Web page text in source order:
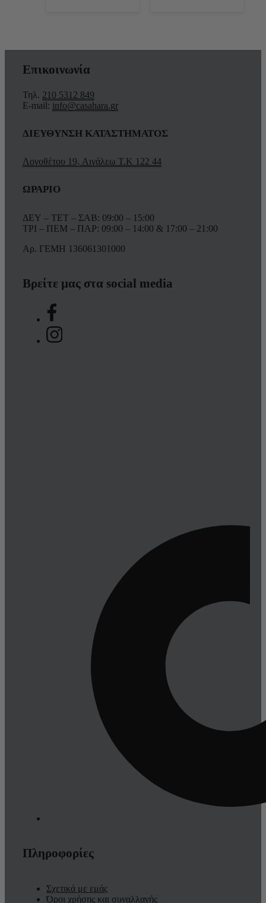
Επικοινωνία
Τηλ. 210 5312 849
E-mail: info@casahara.gr
ΔΙΕΥΘΥΝΣΗ ΚΑΤΑΣΤΗΜΑΤΟΣ
Λογοθέτου 19, Αιγάλεω Τ.Κ 122 44
ΩΡΑΡΙΟ
ΔΕΥ – ΤΕΤ – ΣΑΒ: 09:00 – 15:00
ΤΡΙ – ΠΕΜ – ΠΑΡ: 09:00 – 14:00 & 17:00 – 21:00
Αρ. ΓΕΜΗ 136061301000
Βρείτε μας στα social media
Πληροφορίες
Σχετικά με εμάς
Όροι χρήσης και συναλλαγής